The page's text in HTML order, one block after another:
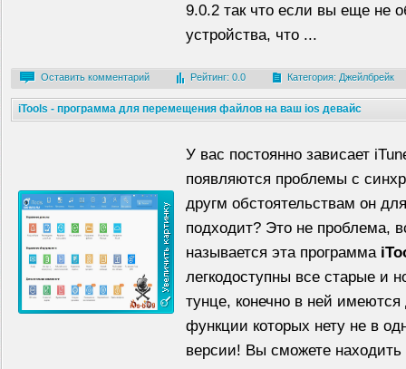
9.0.2 так что если вы еще не
устройства, что ...
Оставить комментарий Рейтинг: 0.0 Категория: Джейлбрейк
iTools - программа для перемещения файлов на ваш ios девайс
У вас постоянно зависает
появляются проблемы с
другм обстоятельствам он
подходит? Это не проблема,
называется эта программа
легкодоступны все старые и
тунце, конечно в ней имеются
функции которых нету не в
версии! Вы сможете находить